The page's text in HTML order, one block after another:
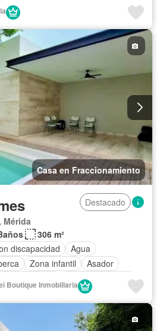
Casa en Fraccionamiento
Destacado
Mérida
306 m²
discapacidad
Agua
Zona infantil
Asador
Cocina equipada
de servicio
Electricidad
Jardín
Despacho
polivalente
Sauna
Boutique Inmobiliaria